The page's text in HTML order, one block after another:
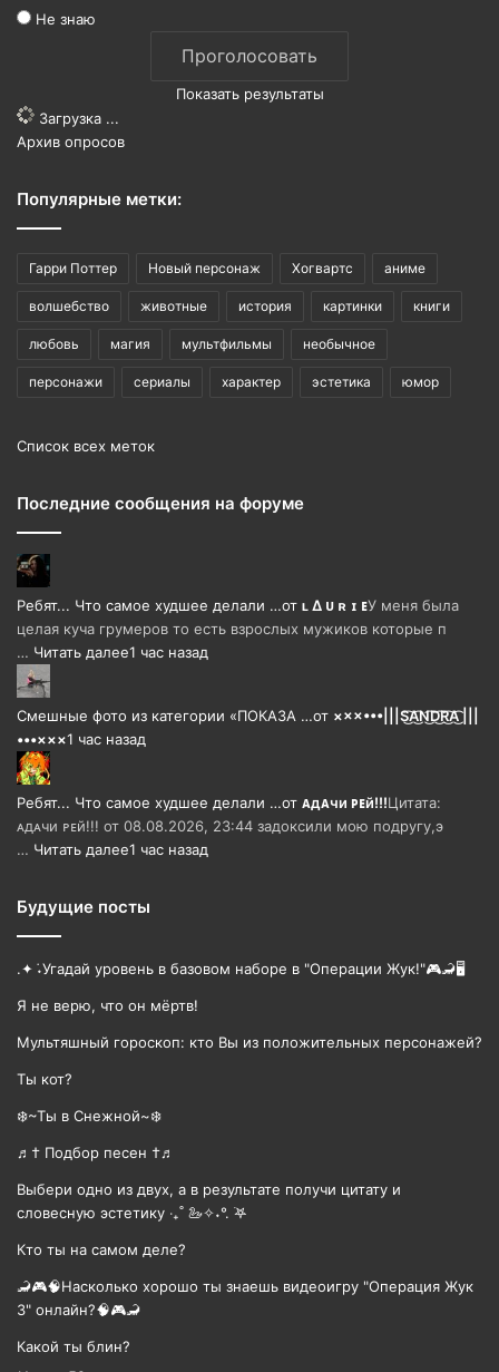
Не знаю
Показать результаты
Загрузка ...
Архив опросов
Популярные метки:
Гарри Поттер Новый персонаж Хогвартс аниме
волшебство животные история картинки книги
любовь магия мультфильмы необычное
персонажи сериалы характер эстетика юмор
Список всех меток
Последние сообщения на форуме
Ребят... Что самое худшее делали …от ʟ ∆ ᴜ ʀ ɪ ᴇУ меня была
целая куча грумеров то есть взрослых мужиков которые п
… Читать далее1 час назад
Смешные фото из категории «ПОКАЗА …от ×××•••|||S͜͡A͜͡N͜͡D͜͡R͜͡A͜͡ |||
•••×××1 час назад
Ребят... Что самое худшее делали …от ᴀдᴀчи ᴩᴇй!!!Цитата:
ᴀдᴀчи ᴩᴇй!!! от 08.08.2026, 23:44 задоксили мою подругу,э
… Читать далее1 час назад
Будущие посты
.✦ ݁˖Угадай уровень в базовом наборе в "Операции Жук!"🎮🦂🖥
Я не верю, что он мёртв!
Мультяшный гороскоп: кто Вы из положительных персонажей?
Ты кот?
❄️~Ты в Снежной~❄️
♬† Подбор песен †♬
Выбери одно из двух, а в результате получи цитату и
словесную эстетику ‧₊˚ 🦢✧˖°. ࣪𖤐
Кто ты на самом деле?
🦂🎮🧠Насколько хорошо ты знаешь видеоигру "Операция Жук
3" онлайн?🧠🎮🦂
Какой ты блин?